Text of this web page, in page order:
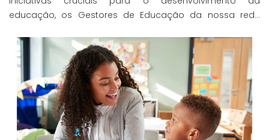
educação, os Gestores de Educação da nossa rede
Superior em Brasília.